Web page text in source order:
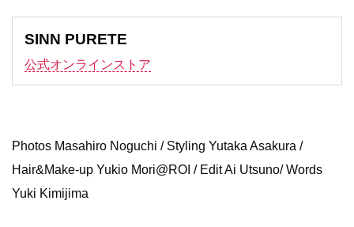
SINN PURETE
公式オンラインストア
Photos Masahiro Noguchi / Styling Yutaka Asakura /
Hair&Make-up Yukio Mori@ROI / Edit Ai Utsuno/ Words
Yuki Kimijima